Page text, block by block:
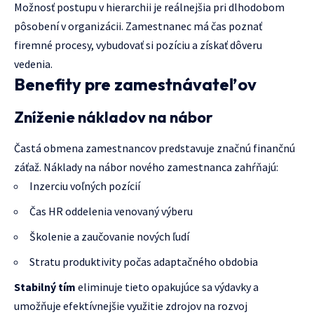
Možnosť postupu v hierarchii je reálnejšia pri dlhodobom
pôsobení v organizácii. Zamestnanec má čas poznať
firemné procesy, vybudovať si pozíciu a získať dôveru
vedenia.
Benefity pre zamestnávateľov
Zníženie nákladov na nábor
Častá obmena zamestnancov predstavuje značnú finančnú
záťaž. Náklady na nábor nového zamestnanca zahŕňajú:
Inzerciu voľných pozícií
Čas HR oddelenia venovaný výberu
Školenie a zaučovanie nových ľudí
Stratu produktivity počas adaptačného obdobia
Stabilný tím eliminuje tieto opakujúce sa výdavky a
umožňuje efektívnejšie využitie zdrojov na rozvoj